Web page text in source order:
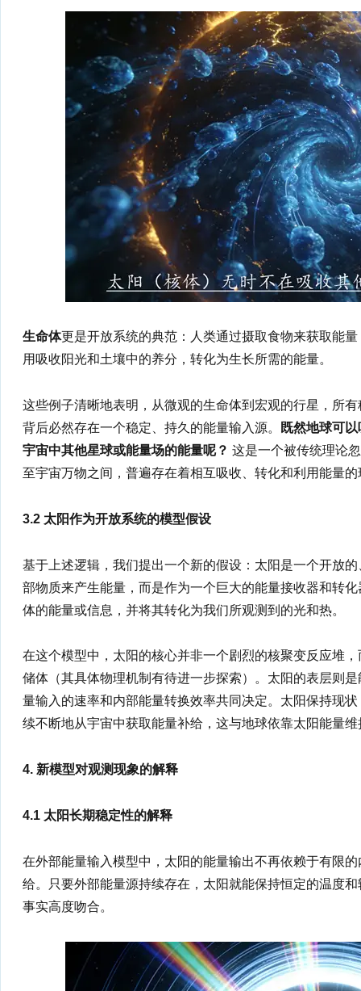
生命体更是开放系统的典范：人类通过摄取食物来获取能
用吸收阳光和土壤中的养分，转化为生长所需的能量。
这些例子清晰地表明，从微观的生命体到宏观的行星，所
背后必然存在一个稳定、持久的能量输入源。
既然地球可
宇宙中其他星球或能量场的能量呢？ 这是一个被传统理论
至宇宙万物之间，普遍存在着相互吸收、转化和利用能量
3.2 太阳作为开放系统的模型假设
基于上述逻辑，我们提出一个新的假设：太阳是一个开放
部物质来产生能量，而是作为一个巨大的能量接收器和转
体的能量或信息，并将其转化为我们所观测到的光和热。
在这个模型中，太阳的核心并非一个剧烈的核聚变反应堆
储体（其具体物理机制有待进一步探索）。太阳的表层则
量输入的速率和内部能量转换效率共同决定。太阳保持现
续不断地从宇宙中获取能量补给，这与地球依靠太阳能量
4. 新模型对观测现象的解释
4.1 太阳长期稳定性的解释
在外部能量输入模型中，太阳的能量输出不再依赖于有限
给。只要外部能量源持续存在，太阳就能保持恒定的温度
事实高度吻合。